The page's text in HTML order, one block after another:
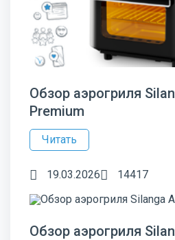
Обзор аэрогриля
Premium
Читать
19.03.2026 14417
Обзор аэрогриля